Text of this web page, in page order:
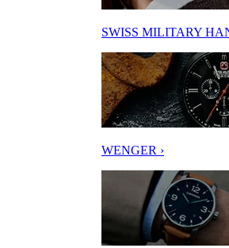
SWISS MILITARY
WENGER ›